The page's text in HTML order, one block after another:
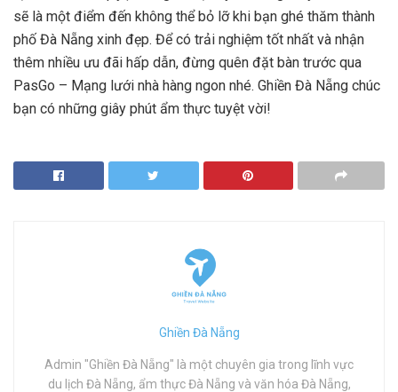
sẽ là một điểm đến không thể bỏ lỡ khi bạn ghé thăm thành
phố Đà Nẵng xinh đẹp. Để có trải nghiệm tốt nhất và nhận
thêm nhiều ưu đãi hấp dẫn, đừng quên đặt bàn trước qua
PasGo – Mạng lưới nhà hàng ngon nhé. Ghiền Đà Nẵng chúc
bạn có những giây phút ẩm thực tuyệt vời!
Ghiền Đà Nẵng
Admin "Ghiền Đà Nẵng" là một chuyên gia trong lĩnh vực
du lịch Đà Nẵng, ẩm thực Đà Nẵng và văn hóa Đà Nẵng,